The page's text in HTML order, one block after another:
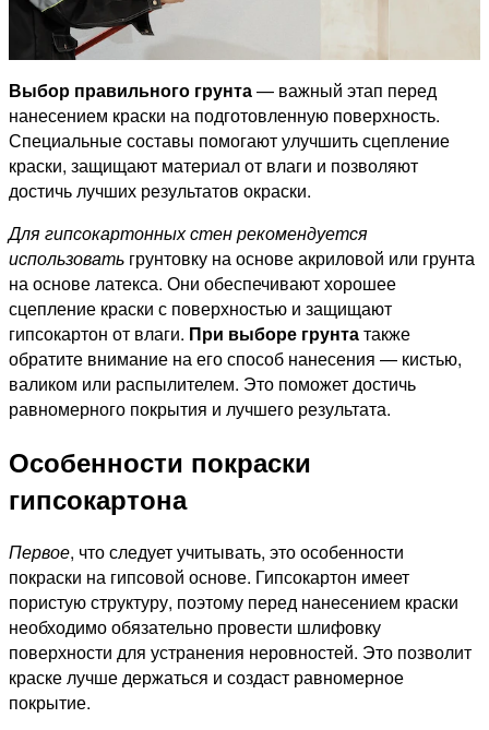
Выбор правильного грунта— важный этап перед
нанесением краски на подготовленную поверхность.
Специальные составы помогают улучшить сцепление
краски, защищают материал от влаги и позволяют
достичь лучших результатов окраски.
Для гипсокартонных стен рекомендуется
использовать грунтовку на основе акриловой или грунта
на основе латекса. Они обеспечивают хорошее
сцепление краски с поверхностью и защищают
гипсокартон от влаги. При выборе грунтатакже
обратите внимание на его способ нанесения — кистью,
валиком или распылителем. Это поможет достичь
равномерного покрытия и лучшего результата.
Особенности покраски
гипсокартона
Первое, что следует учитывать, это особенности
покраски на гипсовой основе. Гипсокартон имеет
пористую структуру, поэтому перед нанесением краски
необходимо обязательно провести шлифовку
поверхности для устранения неровностей. Это позволит
краске лучше держаться и создаст равномерное
покрытие.